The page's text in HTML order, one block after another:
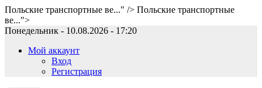
Польские транспортные ве..." /> Польские транспортные
ве...">
Понедельник - 10.08.2026 - 17:20
Мой аккаунт
Вход
Регистрация